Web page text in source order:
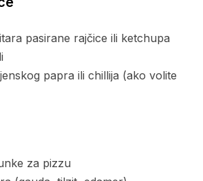
pasirane rajčice ili ketchupa
papra ili chillija (ako volite
za pizzu